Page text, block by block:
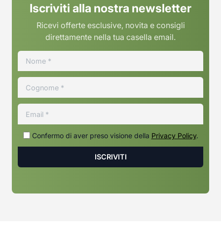
Iscriviti alla nostra newsletter
Ricevi offerte esclusive, novita e consigli
direttamente nella tua casella email.
Confermo di aver preso visione della Privacy Policy.